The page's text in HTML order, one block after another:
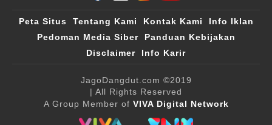
Peta Situs Tentang Kami Kontak Kami
Info Iklan
Pedoman Media Siber
Panduan Kebijakan
Disclaimer
Info Karir
JagoDangdut.com ©2019
| All Rights Reserved
A Group Member of VIVA Digital Network